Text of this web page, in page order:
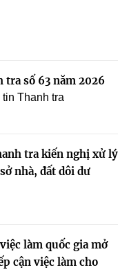
tra số 63 năm 2026
Thanh tra
tra kiến nghị xử lý
nhà, đất dôi dư
làm quốc gia mở
cận việc làm cho